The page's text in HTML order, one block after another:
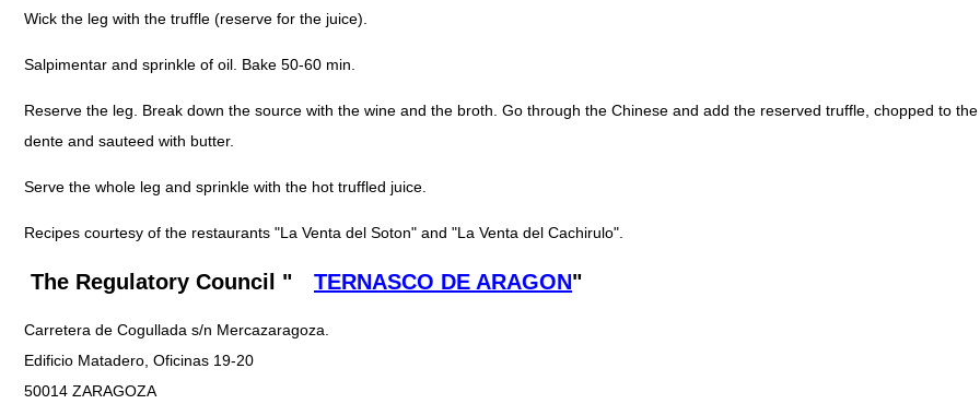
Wick the leg with the truffle (reserve for the juice).
Salpimentar and sprinkle of oil. Bake 50-60 min.
Reserve the leg. Break down the source with the wine and the broth. Go through the Chinese and add the reserved truffle, chopped to
dente and sauteed with butter.
Serve the whole leg and sprinkle with the hot truffled juice.
Recipes courtesy of the restaurants "La Venta del Soton" and "La Venta del Cachirulo".
The Regulatory Council " TERNASCO DE ARAGON"
Carretera de Cogullada s/n Mercazaragoza.
Edificio Matadero, Oficinas 19-20
50014 ZARAGOZA